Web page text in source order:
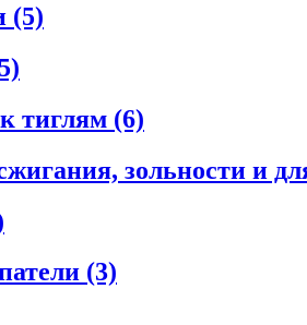
(5)
тиглям (6)
зольности и
(3)